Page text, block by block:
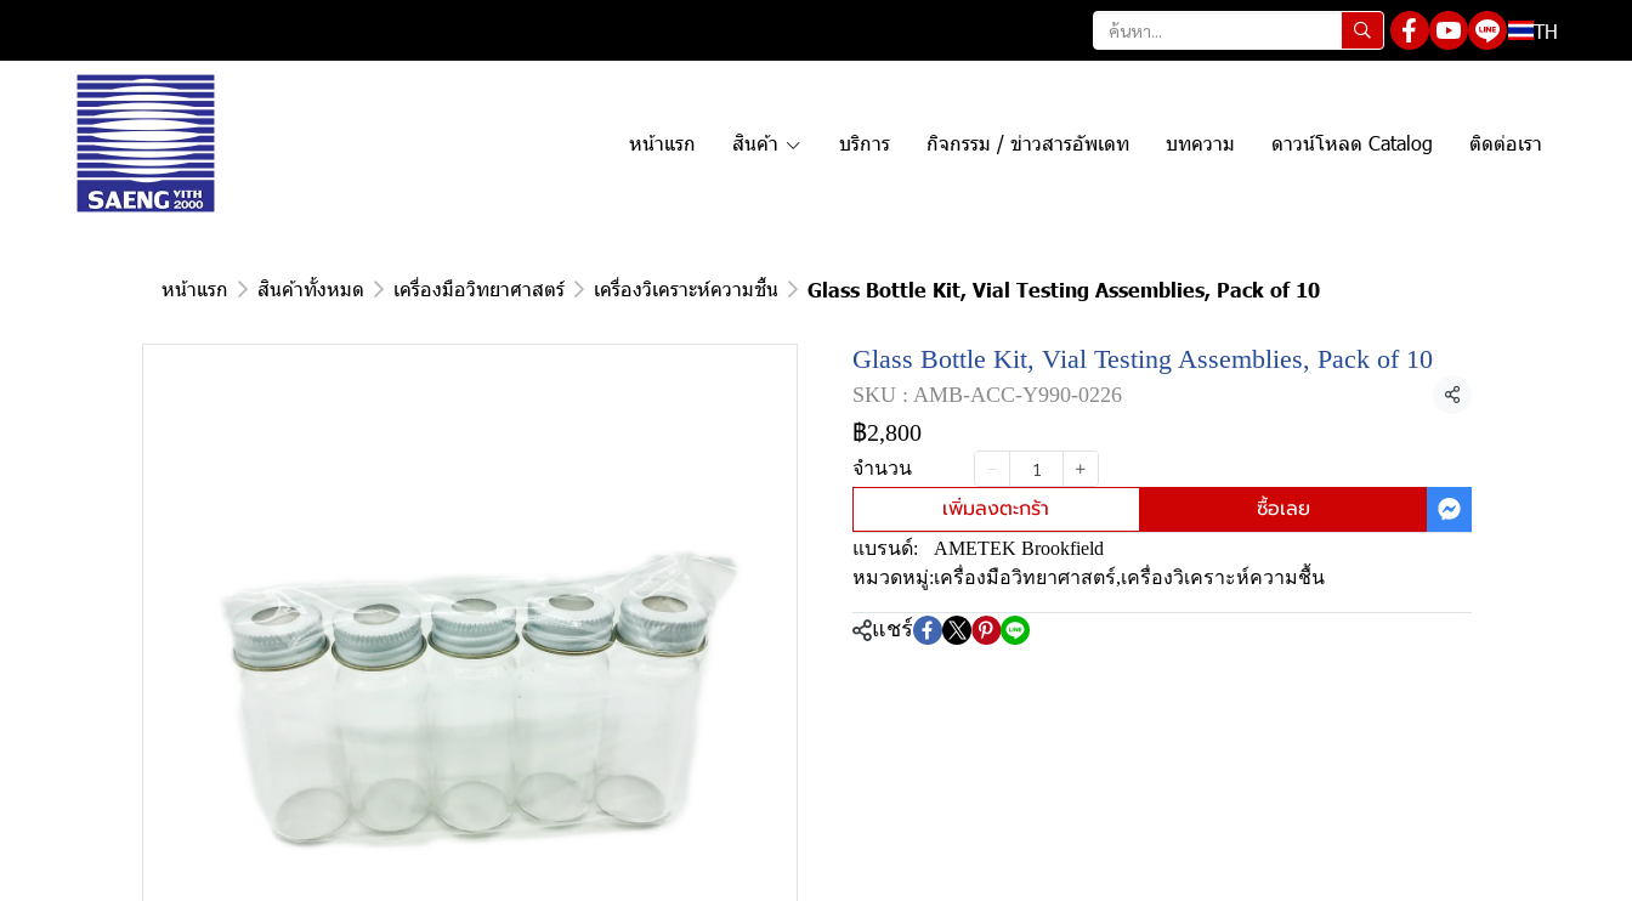
TH
หน้าแรก สินค้า บริการ กิจกรรม / ข่าวสารอัพเดท บทความ ดาวน์โหลด Catalog ติดต่อเรา
หน้าแรก สินค้าทั้งหมด เครื่องมือวิทยาศาสตร์ เครื่องวิเคราะห์ความชื้น Glass Bottle Kit, Vial Testing Assemblies, Pack of 10
Glass Bottle Kit, Vial Testing Assemblies, Pack of 10
SKU : AMB-ACC-Y990-0226 แชร์
฿2,800
จำนวน
เพิ่มลงตะกร้า ซื้อเลย
แบรนด์:
AMETEK Brookfield
หมวดหมู่:เครื่องมือวิทยาศาสตร์,เครื่องวิเคราะห์ความชื้น
แชร์